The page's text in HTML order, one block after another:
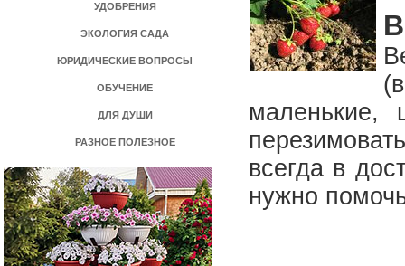
УДОБРЕНИЯ
ЭКОЛОГИЯ САДА
ЮРИДИЧЕСКИЕ ВОПРОСЫ
ОБУЧЕНИЕ
ДЛЯ ДУШИ
РАЗНОЕ ПОЛЕЗНОЕ
маленькие,
всегда в
нужно